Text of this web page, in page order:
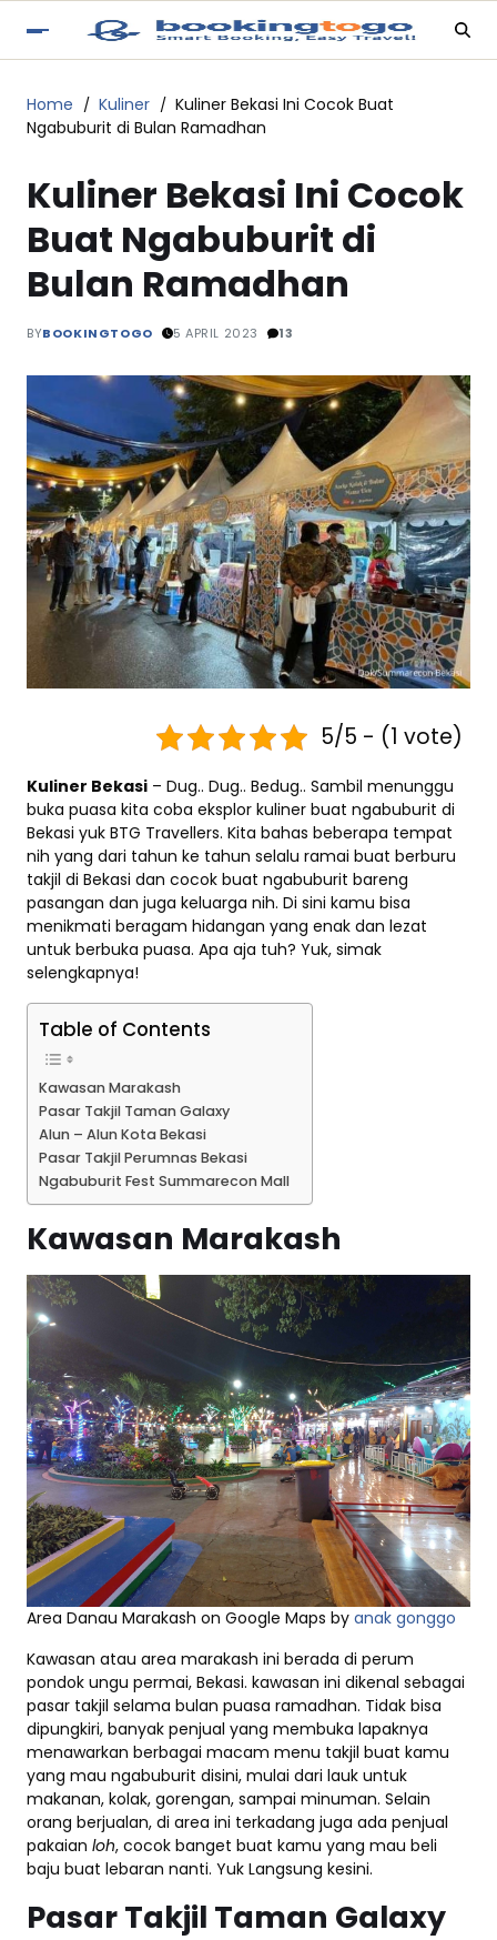
Home Kuliner
Kuliner Bekasi Ini Cocok Buat
Ngabuburit di Bulan Ramadhan
Kuliner Bekasi Ini Cocok
Buat Ngabuburit di
Bulan Ramadhan
BYBOOKINGTOGO 5 APRIL 2023 13
5/5 - (1 vote)
Kuliner Bekasi – Dug.. Dug.. Bedug.. Sambil menunggu
buka puasa kita coba eksplor kuliner buat ngabuburit di
Bekasi yuk BTG Travellers. Kita bahas beberapa tempat
nih yang dari tahun ke tahun selalu ramai buat berburu
takjil di Bekasi dan cocok buat ngabuburit bareng
pasangan dan juga keluarga nih. Di sini kamu bisa
menikmati beragam hidangan yang enak dan lezat
untuk berbuka puasa. Apa aja tuh? Yuk, simak
selengkapnya!
Table of Contents
Kawasan Marakash
Pasar Takjil Taman Galaxy
Alun – Alun Kota Bekasi
Pasar Takjil Perumnas Bekasi
Ngabuburit Fest Summarecon Mall
Kawasan Marakash
Area Danau Marakash on Google Maps by anak gonggo
Kawasan atau area marakash ini berada di perum
pondok ungu permai, Bekasi. kawasan ini dikenal sebagai
pasar takjil selama bulan puasa ramadhan. Tidak bisa
dipungkiri, banyak penjual yang membuka lapaknya
menawarkan berbagai macam menu takjil buat kamu
yang mau ngabuburit disini, mulai dari lauk untuk
makanan, kolak, gorengan, sampai minuman. Selain
orang berjualan, di area ini terkadang juga ada penjual
pakaian loh, cocok banget buat kamu yang mau beli
baju buat lebaran nanti. Yuk Langsung kesini.
Pasar Takjil Taman Galaxy